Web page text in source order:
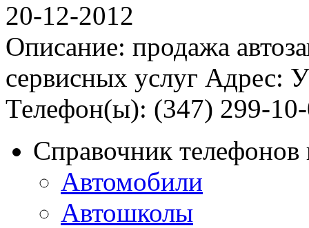
20-12-2012
Описание: продажа
сервисных услуг Адрес:
Телефон(ы): (347) 299-
Справочник
Автомобили
Автошколы